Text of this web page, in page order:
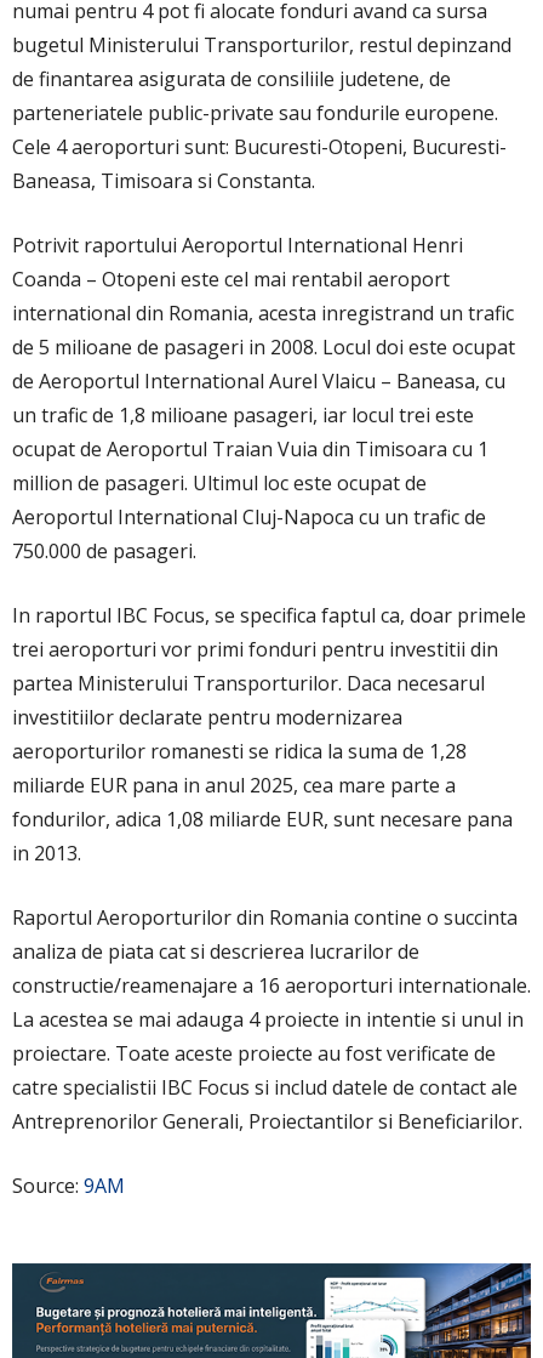
numai pentru 4 pot fi alocate fonduri avand ca sursa
bugetul Ministerului Transporturilor, restul depinzand
de finantarea asigurata de consiliile judetene, de
parteneriatele public-private sau fondurile europene.
Cele 4 aeroporturi sunt: Bucuresti-Otopeni, Bucuresti-
Baneasa, Timisoara si Constanta.
Potrivit raportului Aeroportul International Henri
Coanda – Otopeni este cel mai rentabil aeroport
international din Romania, acesta inregistrand un trafic
de 5 milioane de pasageri in 2008. Locul doi este ocupat
de Aeroportul International Aurel Vlaicu – Baneasa, cu
un trafic de 1,8 milioane pasageri, iar locul trei este
ocupat de Aeroportul Traian Vuia din Timisoara cu 1
million de pasageri. Ultimul loc este ocupat de
Aeroportul International Cluj-Napoca cu un trafic de
750.000 de pasageri.
In raportul IBC Focus, se specifica faptul ca, doar primele
trei aeroporturi vor primi fonduri pentru investitii din
partea Ministerului Transporturilor. Daca necesarul
investitiilor declarate pentru modernizarea
aeroporturilor romanesti se ridica la suma de 1,28
miliarde EUR pana in anul 2025, cea mare parte a
fondurilor, adica 1,08 miliarde EUR, sunt necesare pana
in 2013.
Raportul Aeroporturilor din Romania contine o succinta
analiza de piata cat si descrierea lucrarilor de
constructie/reamenajare a 16 aeroporturi internationale.
La acestea se mai adauga 4 proiecte in intentie si unul in
proiectare. Toate aceste proiecte au fost verificate de
catre specialistii IBC Focus si includ datele de contact ale
Antreprenorilor Generali, Proiectantilor si Beneficiarilor.
Source: 9AM